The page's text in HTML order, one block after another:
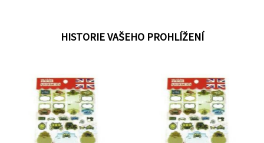
HISTORIE VAŠEHO PROHLÍŽENÍ